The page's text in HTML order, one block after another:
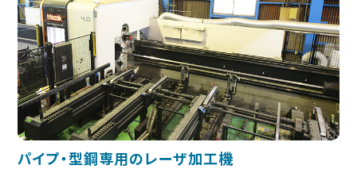
パイプ・型鋼専用のレーザ加工機